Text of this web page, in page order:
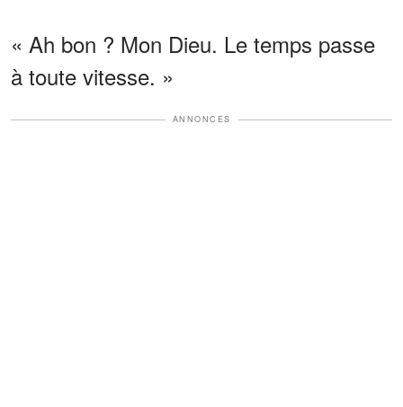
« Ah bon ? Mon Dieu. Le temps passe
à toute vitesse. »
ANNONCES